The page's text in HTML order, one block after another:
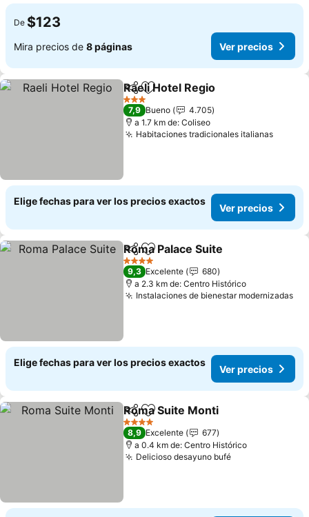
De $123
Mira precios de 8 páginas Ver precios
CompartirAgregar a favoritos
Raeli Hotel Regio
3 Estrellas
7,9 Bueno
4.705
a 1.7 km de: Coliseo
Habitaciones tradicionales italianas
Elige fechas para ver los precios exactos
Ver precios
CompartirAgregar a favoritos
Roma Palace Suite
4 Estrellas
9,3 Excelente
680
a 2.3 km de: Centro Histórico
Instalaciones de bienestar modernizadas
Elige fechas para ver los precios exactos
Ver precios
CompartirAgregar a favoritos
Roma Suite Monti
4 Estrellas
8,9 Excelente
677
a 0.4 km de: Centro Histórico
Delicioso desayuno bufé